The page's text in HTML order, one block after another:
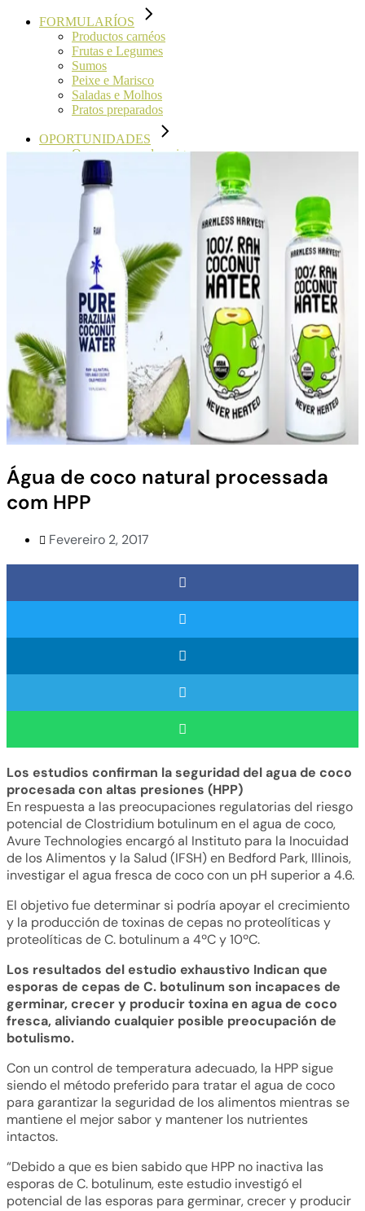
FORMULARÍOS
Productos carnéos
Frutas e Legumes
Sumos
Peixe e Marisco
Saladas e Molhos
Pratos preparados
OPORTUNIDADES
O que o mercado exige
Atributos da pasteurização de alta pressão
Pagamento à sua medida
NOTICIAS
EVENTOS
Água de coco natural processada
com HPP
Fevereiro 2, 2017
Los estudios confirman la seguridad del agua de coco
procesada con altas presiones (HPP)
En respuesta a las preocupaciones regulatorias del riesgo
potencial de Clostridium botulinum en el agua de coco,
Avure Technologies encargó al Instituto para la Inocuidad
de los Alimentos y la Salud (IFSH) en Bedford Park, Illinois,
investigar el agua fresca de coco con un pH superior a 4.6.
El objetivo fue determinar si podría apoyar el crecimiento
y la producción de toxinas de cepas no proteolíticas y
proteolíticas de C. botulinum a 4ºC y 10ºC.
Los resultados del estudio exhaustivo Indican que
esporas de cepas de C. botulinum son incapaces de
germinar, crecer y producir toxina en agua de coco
fresca, aliviando cualquier posible preocupación de
botulismo.
Con un control de temperatura adecuado, la HPP sigue
siendo el método preferido para tratar el agua de coco
para garantizar la seguridad de los alimentos mientras se
mantiene el mejor sabor y mantener los nutrientes
intactos.
“Debido a que es bien sabido que HPP no inactiva las
esporas de C. botulinum, este estudio investigó el
potencial de las esporas para germinar, crecer y producir